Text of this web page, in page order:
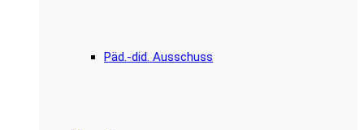
Päd.-did. Ausschuss